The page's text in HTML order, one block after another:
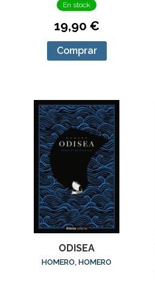
En stock
19,90 €
Comprar
ODISEA
HOMERO, HOMERO